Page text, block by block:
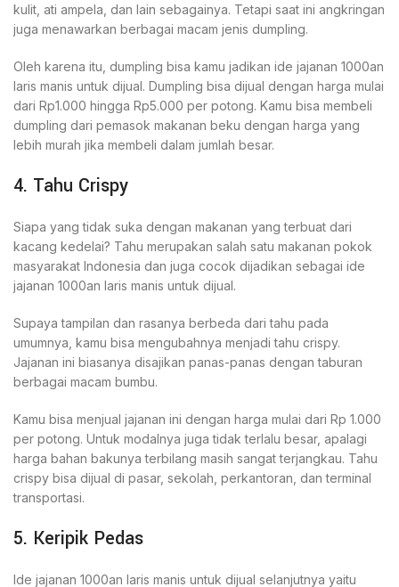
kulit, ati ampela, dan lain sebagainya. Tetapi saat ini angkringan
juga menawarkan berbagai macam jenis dumpling.
Oleh karena itu, dumpling bisa kamu jadikan ide jajanan 1000an
laris manis untuk dijual. Dumpling bisa dijual dengan harga mulai
dari Rp1.000 hingga Rp5.000 per potong. Kamu bisa membeli
dumpling dari pemasok makanan beku dengan harga yang
lebih murah jika membeli dalam jumlah besar.
4. Tahu Crispy
Siapa yang tidak suka dengan makanan yang terbuat dari
kacang kedelai? Tahu merupakan salah satu makanan pokok
masyarakat Indonesia dan juga cocok dijadikan sebagai ide
jajanan 1000an laris manis untuk dijual.
Supaya tampilan dan rasanya berbeda dari tahu pada
umumnya, kamu bisa mengubahnya menjadi tahu crispy.
Jajanan ini biasanya disajikan panas-panas dengan taburan
berbagai macam bumbu.
Kamu bisa menjual jajanan ini dengan harga mulai dari Rp 1.000
per potong. Untuk modalnya juga tidak terlalu besar, apalagi
harga bahan bakunya terbilang masih sangat terjangkau. Tahu
crispy bisa dijual di pasar, sekolah, perkantoran, dan terminal
transportasi.
5. Keripik Pedas
Ide jajanan 1000an laris manis untuk dijual selanjutnya yaitu